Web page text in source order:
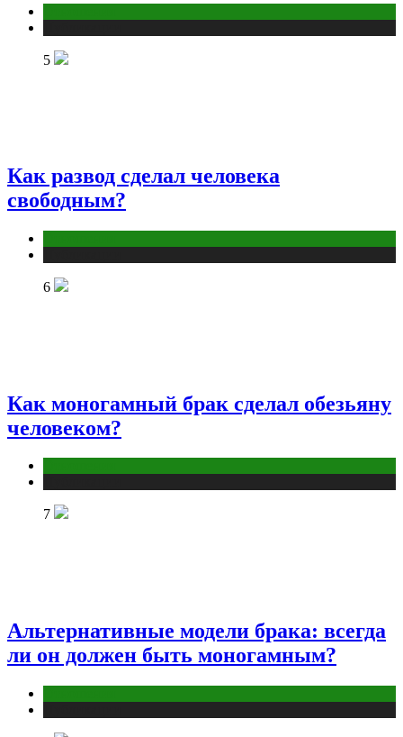
5
Как развод сделал человека
свободным?
6
Как моногамный брак сделал обезьяну
человеком?
7
Альтернативные модели брака: всегда
ли он должен быть моногамным?